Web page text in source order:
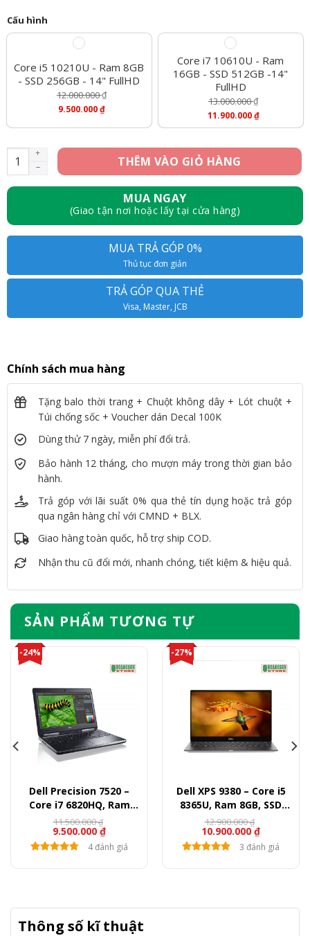
Cấu hình
Core i5 10210U - Ram 8GB
- SSD 256GB - 14" FullHD
12.000.000₫
Là:
9.500.000₫
9.500.000 ₫.
Core i7 10610U - Ram
16GB - SSD 512GB -14"
FullHD
13.000.000₫
Gốc
13.000.000 ₫.
11.900.000₫
Giá
Tại
Là:
HP Elitebook 840 G7 - Core i5 10210U, Ram 8GB, SSD 256GB,
THÊM VÀO GIỎ HÀNG
MUA NGAY
(Giao tận nơi hoặc lấy tại cửa hàng)
MUA TRẢ GÓP 0%
Thủ tục đơn giản
TRẢ GÓP QUA THẺ
Visa, Master, JCB
Chính sách mua hàng
Tặng balo thời trang + Chuột không dây + Lót chuột +
Túi chống sốc + Voucher dán Decal 100K
Dùng thử 7 ngày, miễn phí đổi trả.
Bảo hành 12 tháng, cho mượn máy trong thời gian bảo
hành.
Trả góp với lãi suất 0% qua thẻ tín dụng hoặc trả góp
qua ngân hàng chỉ với CMND + BLX.
Giao hàng toàn quốc, hỗ trợ ship COD.
Nhận thu cũ đổi mới, nhanh chóng, tiết kiệm & hiệu quả.
SẢN PHẨM TƯƠNG TỰ
-24%
Dell Precision 7520 –
Core i7 6820HQ, Ram
16GB, SSD 512GB, Quadro
M1200, 15.6″ FullHD
9.500.000 ₫
11.500.000₫
4 đánh giá
-27%
Dell XPS 9380 – Core i5
8365U, Ram 8GB, SSD
256GB, 13″ FullHD
10.900.000 ₫
12.900.000₫
3 đánh giá
Thông số kĩ thuật